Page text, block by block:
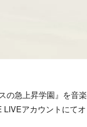
の急上昇学園』を音楽
アカウントにてオ